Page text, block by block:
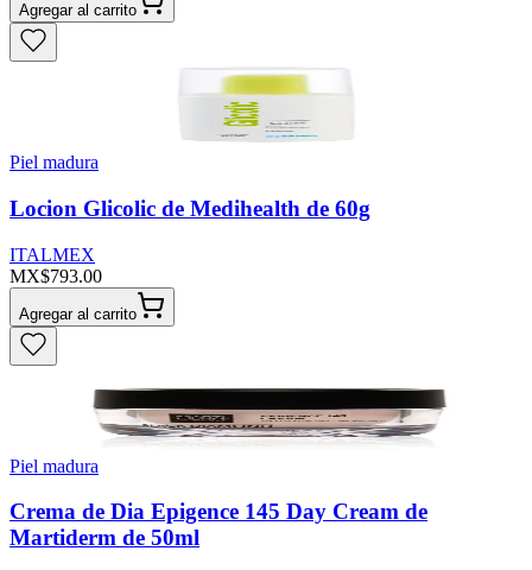
Agregar al carrito
Piel madura
Locion Glicolic de Medihealth de 60g
ITALMEX
MX$793.00
Agregar al carrito
Piel madura
Crema de Dia Epigence 145 Day Cream de
Martiderm de 50ml